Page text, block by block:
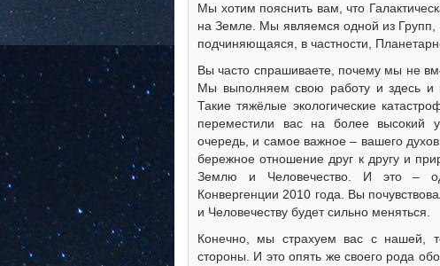
Мы хотим пояснить вам, что
на Земле. Мы являемся одной из
подчиняющаяся, в частности,
Вы часто спрашиваете, почему мы не
Мы выполняем свою работу и здесь и
Такие тяжёлые экологические
переместили вас на более высокий
очередь, и самое важное – вашего
бережное отношение друг к другу и
Землю и Человечество. И это –
Конвергенции 2010 года. Вы
и Человечеству будет сильно меняться.
Конечно, мы страхуем вас с нашей,
стороны. И это опять же своего рода